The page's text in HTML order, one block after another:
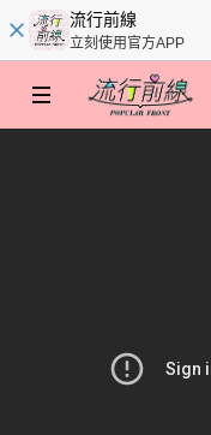
流行前線
立刻使用官方APP